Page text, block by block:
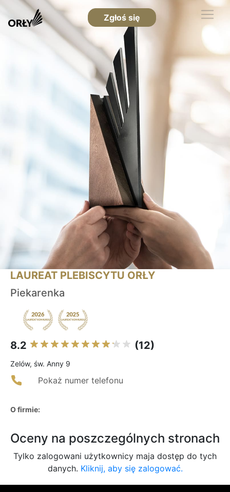
Zgłoś się
LAUREAT PLEBISCYTU ORŁY
Piekarenka
8.2 (12)
Zelów, św. Anny 9
Pokaż numer telefonu
O firmie:
Oceny na poszczególnych stronach
Tylko zalogowani użytkownicy maja dostęp do tych
danych. Kliknij, aby się zalogować.